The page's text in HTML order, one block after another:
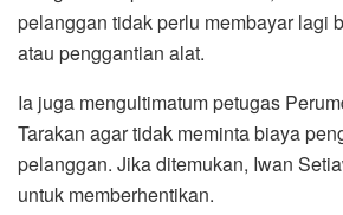
pelanggan tidak perlu membayar lagi
atau penggantian alat.
Ia juga mengultimatum petugas
Tarakan agar tidak meminta biaya
pelanggan. Jika ditemukan, Iwan
untuk memberhentikan.